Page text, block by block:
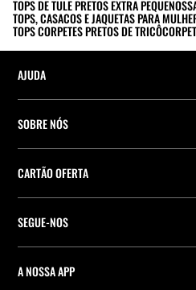
TOPS DE TULE PRETOS EXTRA PEQUENOS
TOPS, CASACOS E JAQUETAS PARA
TOPS CORPETES PRETOS DE TRICÔ
AJUDA
Localiza a tua encomenda
Localizador de pontos de entrega
Preferências de cookies
SOBRE NÓS
Empresa
Company Profile
CARTÃO OFERTA
Compra de Cartão Presente
SEGUE-NOS
A NOSSA APP